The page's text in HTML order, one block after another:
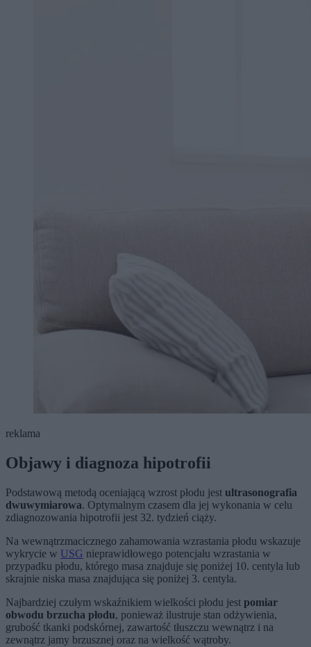
reklama
Objawy i diagnoza hipotrofii
Podstawową metodą oceniającą wzrost płodu jest ultrasonografia
dwuwymiarowa. Optymalnym czasem dla jej wykonania w celu
zdiagnozowania hipotrofii jest 32. tydzień ciąży.
Na wewnątrzmacicznego zahamowania wzrastania płodu wskazuje
wykrycie w USG nieprawidłowego potencjału wzrastania w
przypadku płodu, którego masa znajduje się poniżej 10. centyla lub
skrajnie niska masa znajdująca się poniżej 3. centyla.
Najbardziej czułym wskaźnikiem wielkości płodu jest pomiar
obwodu brzucha płodu, ponieważ ilustruje stan odżywienia,
grubość tkanki podskórnej, zawartość tłuszczu wewnątrz i na
zewnątrz jamy brzusznej oraz na wielkość wątroby.